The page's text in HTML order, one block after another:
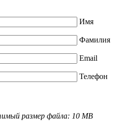
Имя
Фамилия
Email
Телефон
размер файла: 10 MB